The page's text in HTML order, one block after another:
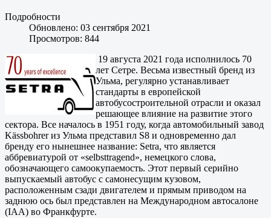
Подробности
Обновлено: 03 сентября 2021
Просмотров: 844
19 августа 2021 года исполнилось 70
лет Сетре. Весьма известный бренд из
Ульма, регулярно устанавливает
стандарты в европейской
автобусостроительной отрасли и оказал
решающее влияние на развитие этого
сектора. Все началось в 1951 году, когда автомобильный завод
Kässbohrer из Ульма представил S8 и одновременно дал
бренду его нынешнее название: Setra, что является
аббревиатурой от «selbsttragend», немецкого слова,
обозначающего самоокупаемость. Этот первый серийно
выпускаемый автобус с самонесущим кузовом,
расположенным сзади двигателем и прямым приводом на
заднюю ось был представлен на Международном автосалоне
(IAA) во Франкфурте.